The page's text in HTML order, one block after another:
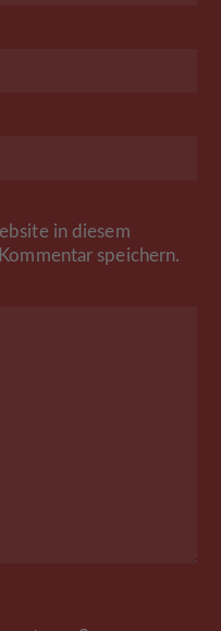
in diesem
speichern.